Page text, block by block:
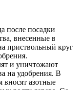
после посадки
внесенные в
приствольный круг
и уничтожают
на удобрения. В
вносят азотные